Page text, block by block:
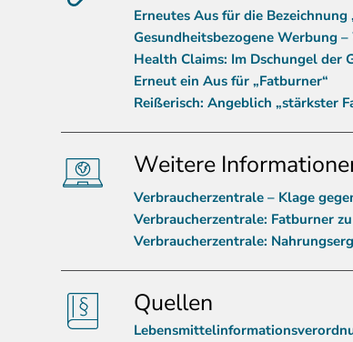
Erneutes Aus für die Bezeichnung
Gesundheitsbezogene Werbung
Health Claims: Im Dschungel der
Erneut ein Aus für „Fatburner“
Reißerisch: Angeblich „stärkster
Weitere
Verbraucherzentrale – Klage
Verbraucherzentrale: Fatburner
Verbraucherzentrale:
Quellen